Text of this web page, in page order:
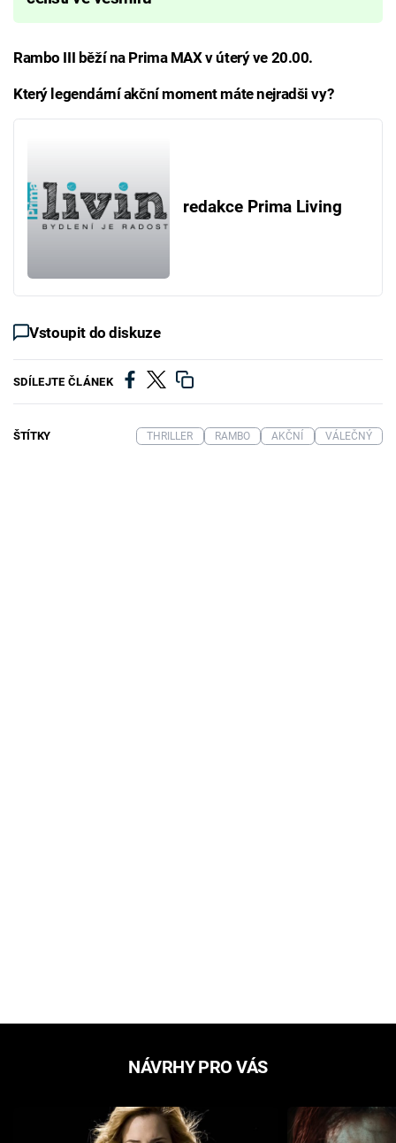
Rambo III běží na Prima MAX v úterý ve 20.00.
Který legendární akční moment máte nejradši vy?
redakce Prima Living
Vstoupit do diskuze
SDÍLEJTE ČLÁNEK
ŠTÍTKY THRILLER RAMBO AKČNÍ VÁLEČNÝ
NÁVRHY PRO VÁS